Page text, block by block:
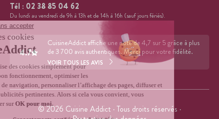
Tél : 02 38 85 04 62
Du lundi au vendredi de 9h à 13h et de 14h à 16h (sauf jours fériés).
4.7
CuisineAddict affiche une note de 4,7 sur 5 grâce à plus
de 3 700 avis authentiques. Merci pour votre fidélité.
VOIR TOUS LES AVIS
© 2026 Cuisine Addict · Tous droits réservés ·